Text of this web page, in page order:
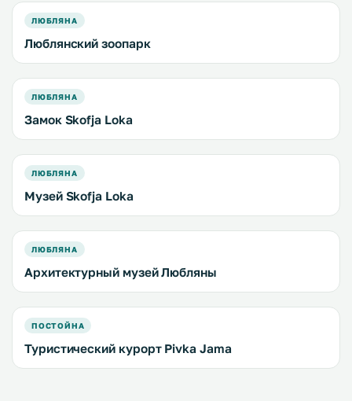
ЛЮБЛЯНА
Люблянский зоопарк
ЛЮБЛЯНА
Замок Skofja Loka
ЛЮБЛЯНА
Музей Skofja Loka
ЛЮБЛЯНА
Архитектурный музей Любляны
ПОСТОЙНА
Туристический курорт Pivka Jama